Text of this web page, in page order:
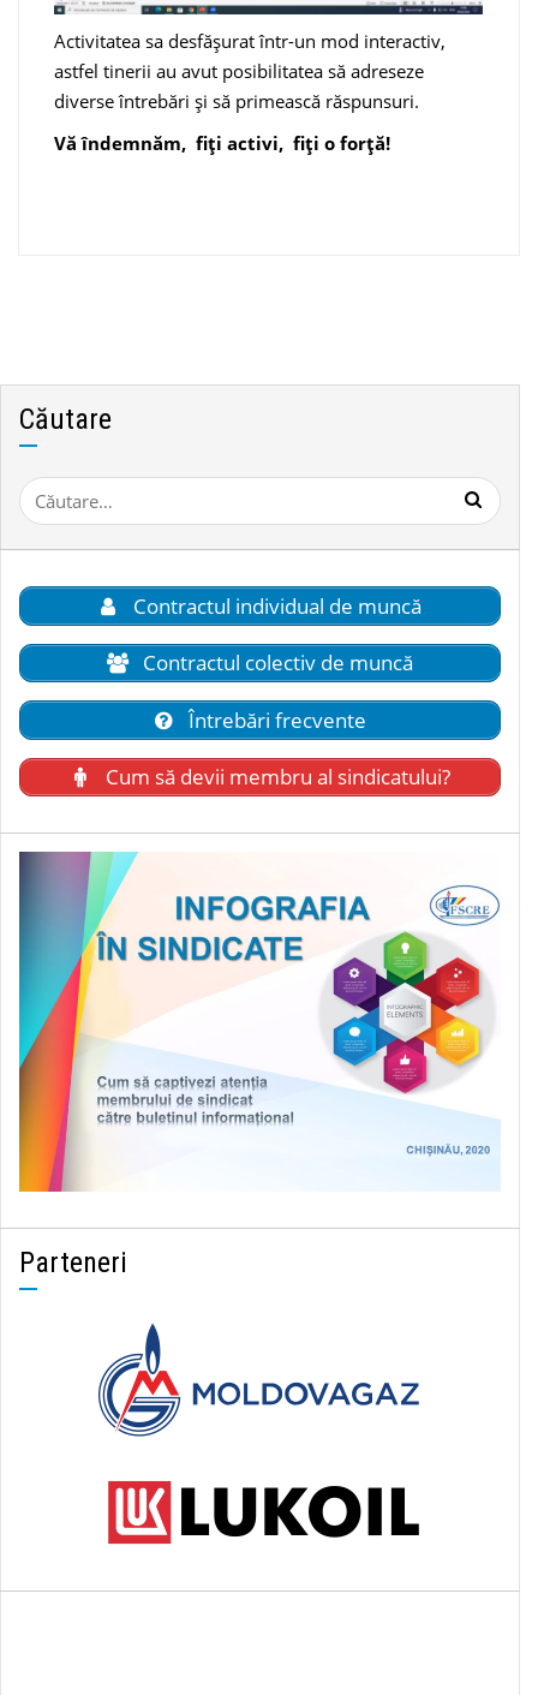
Activitatea sa desfășurat într-un mod interactiv,
astfel tinerii au avut posibilitatea să adreseze
diverse întrebări și să primească răspunsuri.
Vă îndemnăm, fiți activi, fiți o forță!
Căutare
Caută
după:
Contractul individual de muncă
Contractul colectiv de muncă
Întrebări frecvente
Cum să devii membru al sindicatului?
Parteneri